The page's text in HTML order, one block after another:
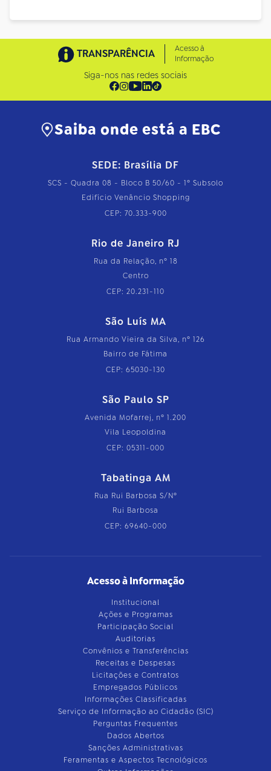
TRANSPARÊNCIA
Acesso à
Informação
Siga-nos nas redes sociais
Saiba onde está a EBC
SEDE: Brasília DF
SCS - Quadra 08 - Bloco B 50/60 - 1º Subsolo
Edifício Venâncio Shopping
CEP: 70.333-900
Rio de Janeiro RJ
Rua da Relação, nº 18
Centro
CEP: 20.231-110
São Luís MA
Rua Armando Vieira da Silva, nº 126
Bairro de Fátima
CEP: 65030-130
São Paulo SP
Avenida Mofarrej, nº 1.200
Vila Leopoldina
CEP: 05311-000
Tabatinga AM
Rua Rui Barbosa S/Nº
Rui Barbosa
CEP: 69640-000
Acesso à Informação
Institucional
Ações e Programas
Participação Social
Auditorias
Convênios e Transferências
Receitas e Despesas
Licitações e Contratos
Empregados Públicos
Informações Classificadas
Serviço de Informação ao Cidadão (SIC)
Perguntas Frequentes
Dados Abertos
Sanções Administrativas
Feramentas e Aspectos Tecnológicos